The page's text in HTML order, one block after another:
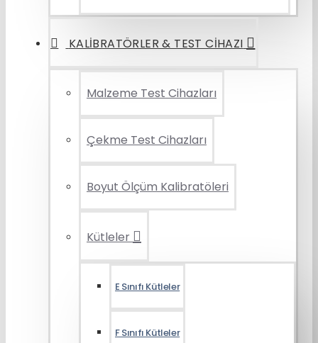
KALIBRATÖRLER & TEST CIHAZI
Malzeme Test Cihazları
Çekme Test Cihazları
Boyut Ölçüm Kalibratöleri
Kütleler
E Sınıfı Kütleler
F Sınıfı Kütleler